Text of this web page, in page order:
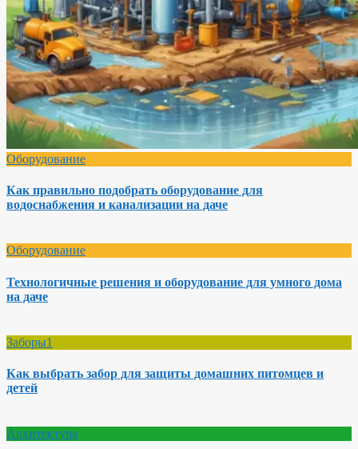
Оборудование
Как правильно подобрать оборудование для
водоснабжения и канализации на даче
Оборудование
Технологичные решения и оборудование для умного дома
на даче
Заборы1
Как выбрать забор для защиты домашних питомцев и
детей
Архитектура